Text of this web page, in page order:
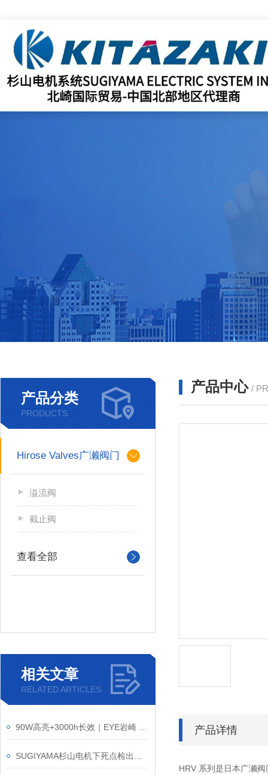
产品分类
PRODUCTS
Hirose Valves广濑阀门
溢流阀
截止阀
查看全部
相关文章
RELATED ARTICLES
产品中心 /
产品详情
HRV 系列是日本广濑